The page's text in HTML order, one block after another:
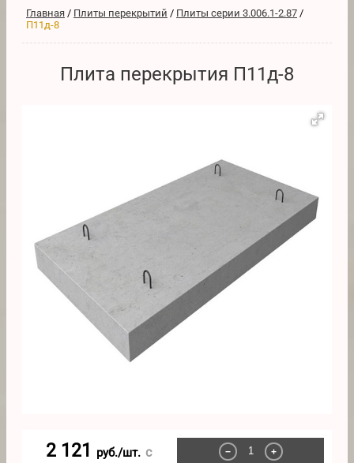
Главная / Плиты перекрытий / Плиты серии 3.006.1-2.87 /
П11д-8
Плита перекрытия П11д-8
2 121 руб./шт. с
− +